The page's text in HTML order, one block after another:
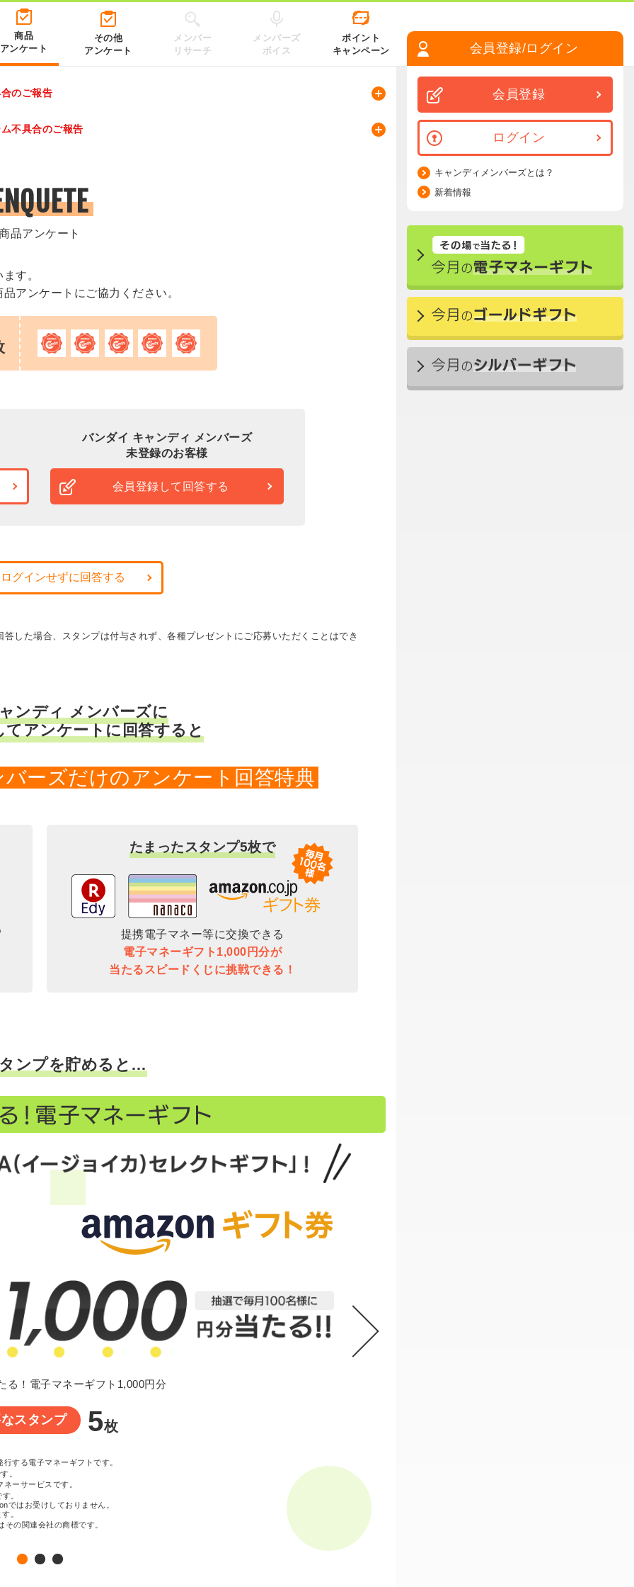
商品
アンケート
その他
アンケート
メンバー
リサーチ
メンバーズ
ボイス
ポイント
キャンペーン
のご報告
不具合のご報告
品アンケート
す。
アンケートにご協力ください。
バンダイ キャンディ メンバーズ
未登録のお客様
会員登録して回答する
グインせずに回答する
した場合、スタンプは付与されず、各種プレゼントにご応募いただくことはでき
ンディ メンバーズに
アンケートに回答すると
ーズだけのアンケート回答特典
たまったスタンプ5枚で
提携電子マネー等に交換できる
電子マネーギフト1,000円分が
当たるスピードくじに挑戦できる！
ンプを貯めると…
る！電子マネーギフト1,000円分
スタンプ 5枚
する電子マネーギフトです。
。
ーサービスです。
。
ではお受けしておりません。
。
の関連会社の商標です。
会員登録/ログイン
会員登録
ログイン
キャンディメンバーズとは？
新着情報